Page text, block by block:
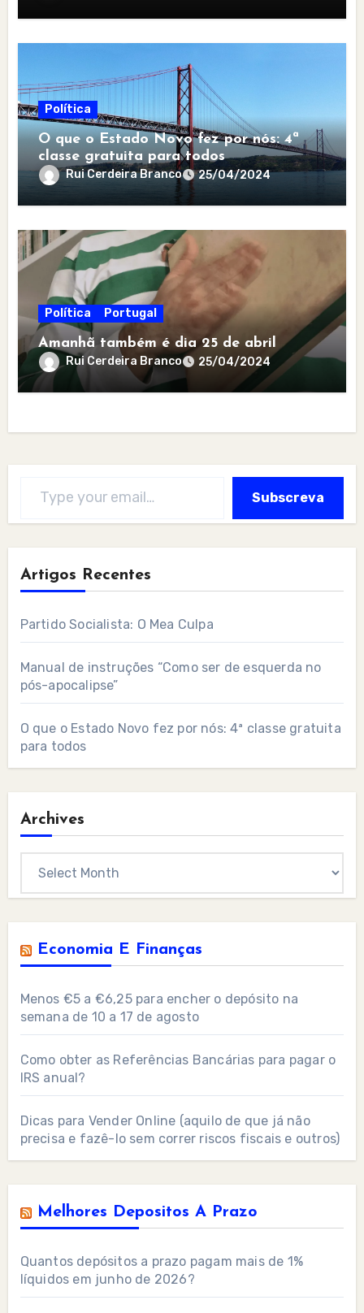
Política
O que o Estado Novo fez por nós: 4ª
classe gratuita para todos
Rui Cerdeira Branco 25/04/2024
Política Portugal
Amanhã também é dia 25 de abril
Rui Cerdeira Branco 25/04/2024
Subscreva
Artigos Recentes
Partido Socialista: O Mea Culpa
Manual de instruções “Como ser de esquerda no
pós-apocalipse”
O que o Estado Novo fez por nós: 4ª classe gratuita
para todos
Archives
Economia E Finanças
Menos €5 a €6,25 para encher o depósito na
semana de 10 a 17 de agosto
Como obter as Referências Bancárias para pagar o
IRS anual?
Dicas para Vender Online (aquilo de que já não
precisa e fazê-lo sem correr riscos fiscais e outros)
Melhores Depositos A Prazo
Quantos depósitos a prazo pagam mais de 1%
líquidos em junho de 2026?